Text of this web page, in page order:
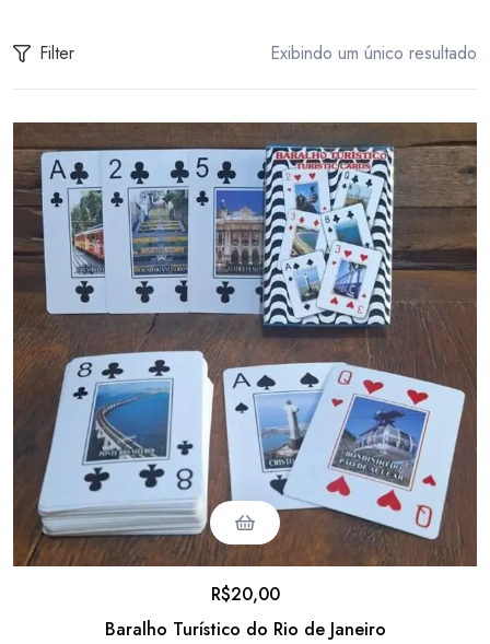
Filter Exibindo um único resultado
Baralho Turístico do Rio de Janeiro
R$20,00